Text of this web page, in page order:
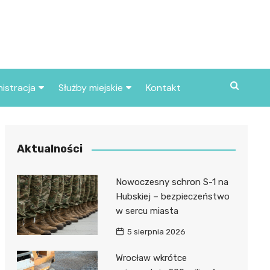
miasta
Służby miejskie
Policja
Kontakt
Aktualności
Nowoczesny schron S-1 na
Hubskiej – bezpieczeństwo
w sercu miasta
5 sierpnia 2026
Wrocław wkrótce